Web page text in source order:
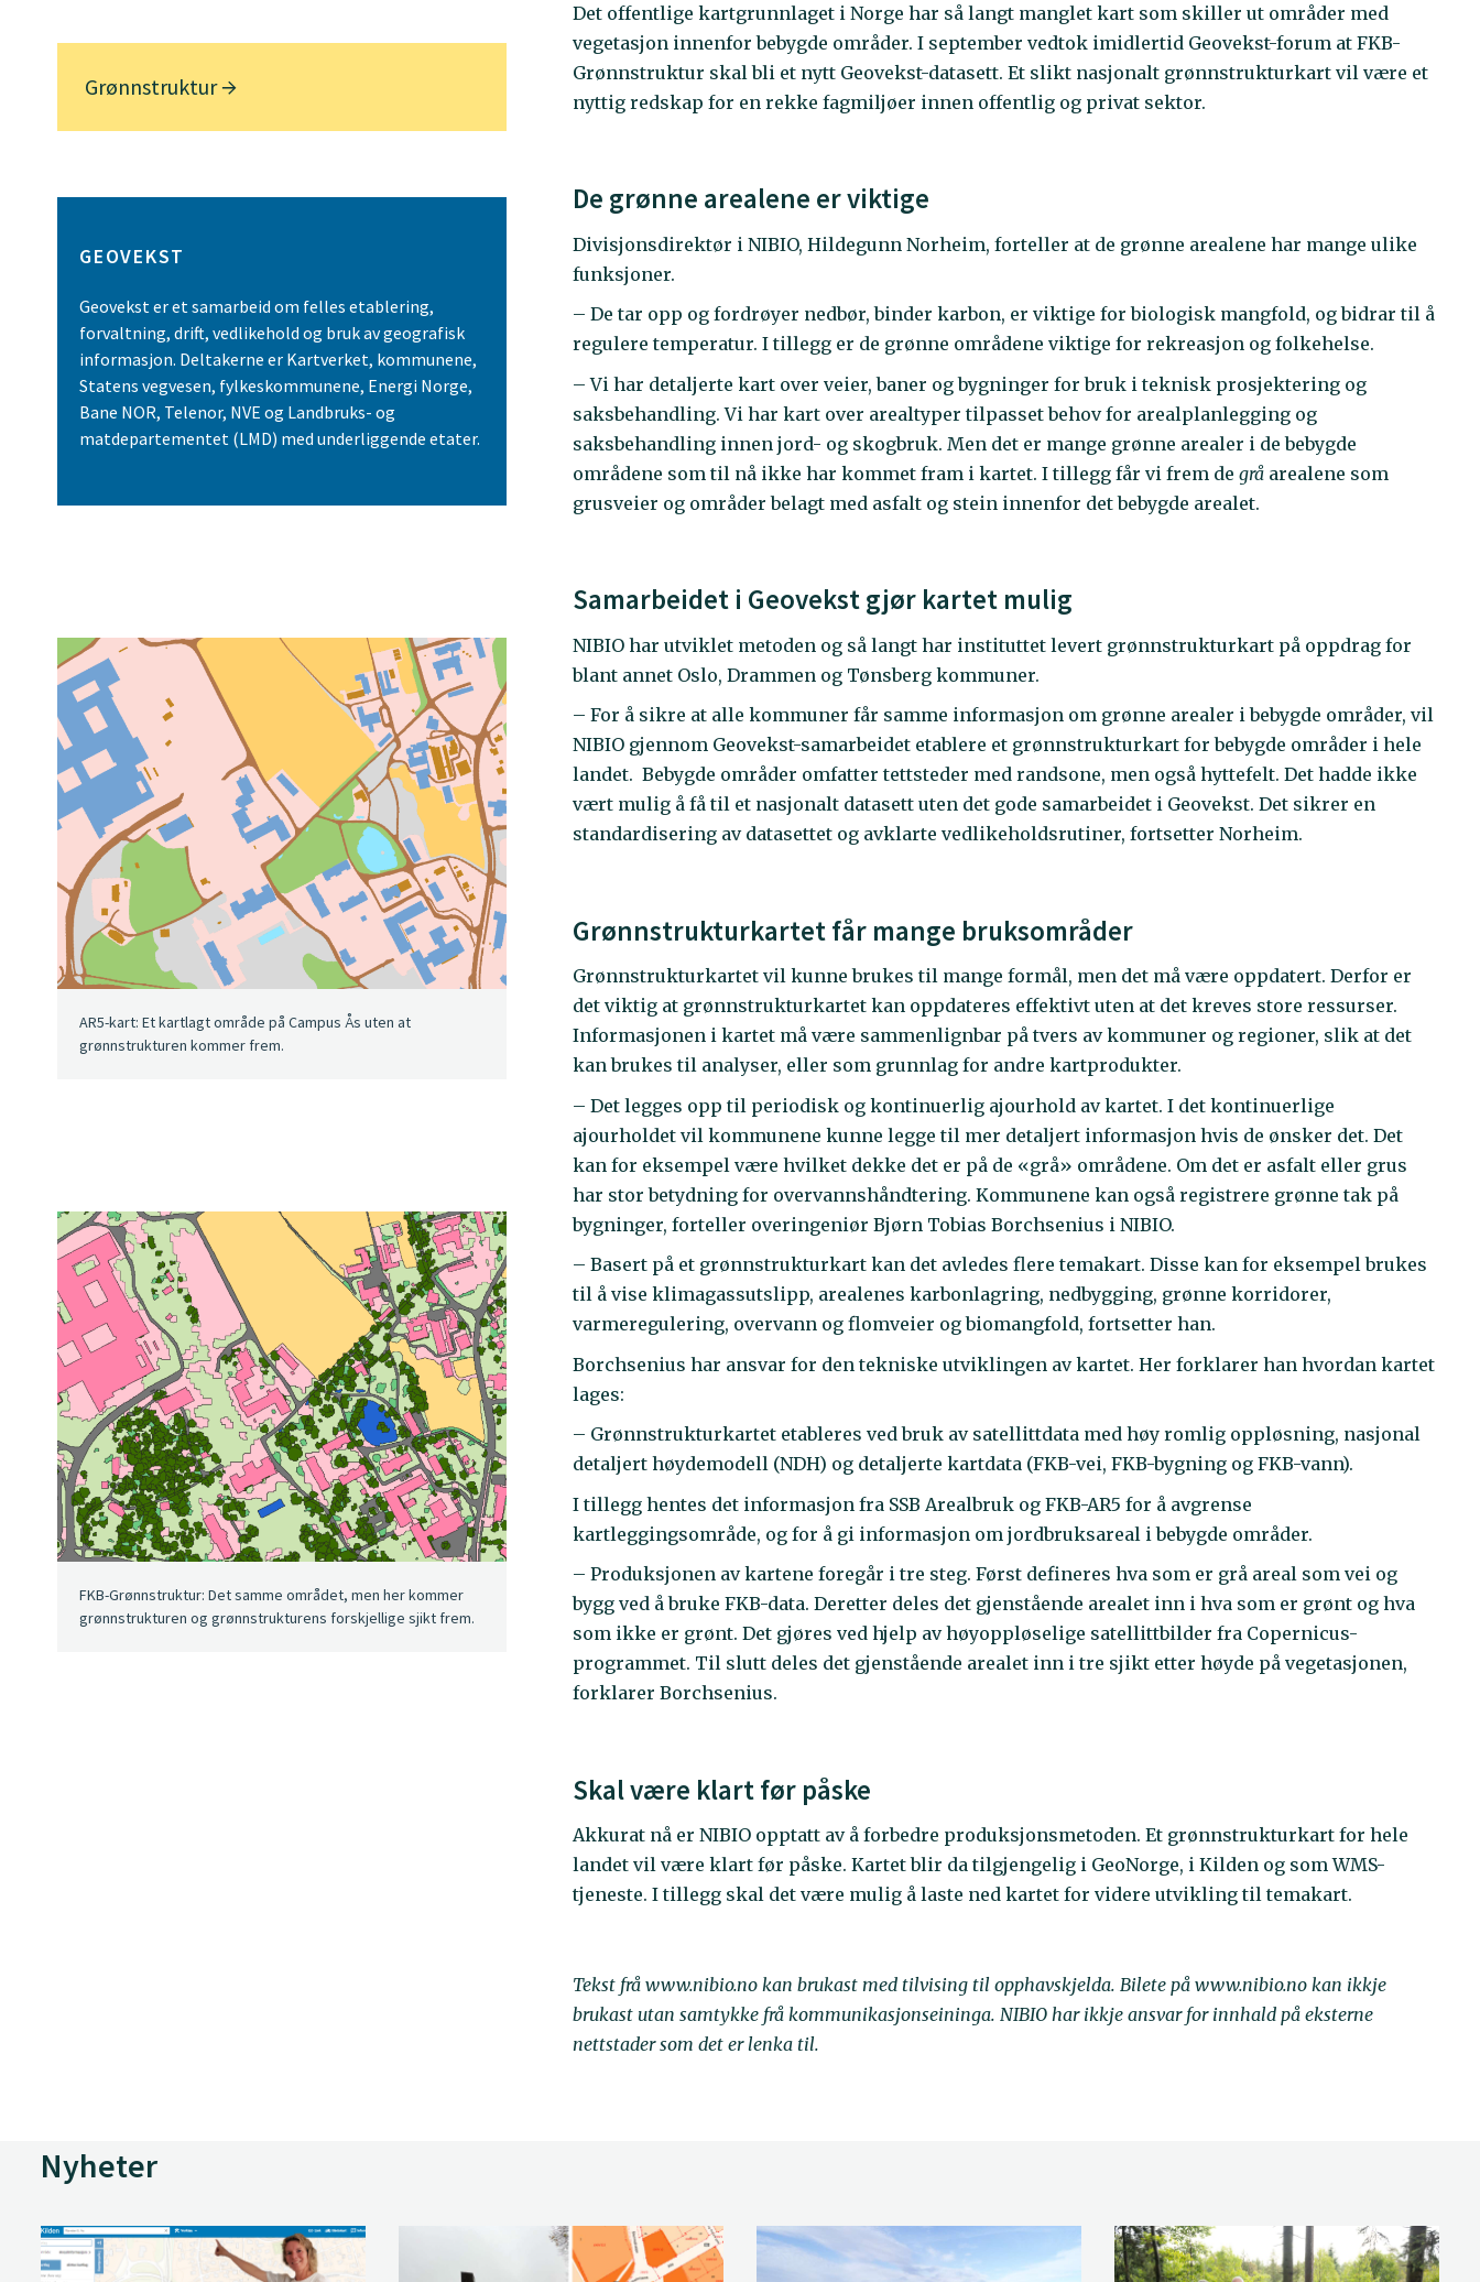
Det offentlige kartgrunnlaget i Norge har så langt manglet kart som skiller ut områder med
vegetasjon innenfor bebygde områder. I september vedtok imidlertid Geovekst-forum at FKB-
Grønnstruktur skal bli et nytt Geovekst-datasett. Et slikt nasjonalt grønnstrukturkart vil være et
nyttig redskap for en rekke fagmiljøer innen offentlig og privat sektor.
De grønne arealene er viktige
Divisjonsdirektør i NIBIO, Hildegunn Norheim, forteller at de grønne arealene har mange ulike
funksjoner.
– De tar opp og fordrøyer nedbør, binder karbon, er viktige for biologisk mangfold, og bidrar til å
regulere temperatur. I tillegg er de grønne områdene viktige for rekreasjon og folkehelse.
– Vi har detaljerte kart over veier, baner og bygninger for bruk i teknisk prosjektering og
saksbehandling. Vi har kart over arealtyper tilpasset behov for arealplanlegging og
saksbehandling innen jord- og skogbruk. Men det er mange grønne arealer i de bebygde
områdene som til nå ikke har kommet fram i kartet. I tillegg får vi frem degrå arealene som
grusveier og områder belagt med asfalt og stein innenfor det bebygde arealet.
Samarbeidet i Geovekst gjør kartet mulig
NIBIO har utviklet metoden og så langt har instituttet levert grønnstrukturkart på oppdrag for
blant annet Oslo, Drammen og Tønsberg kommuner.
– For å sikre at alle kommuner får samme informasjon om grønne arealer i bebygde områder, vil
NIBIO gjennom Geovekst-samarbeidet etablere et grønnstrukturkart for bebygde områder i hele
landet. Bebygde områder omfatter tettsteder med randsone, men også hyttefelt. Det hadde ikke
vært mulig å få til et nasjonalt datasett uten det gode samarbeidet i Geovekst. Det sikrer en
standardisering av datasettet og avklarte vedlikeholdsrutiner, fortsetter Norheim.
Grønnstrukturkartet får mange bruksområder
Grønnstrukturkartet vil kunne brukes til mange formål, men det må være oppdatert. Derfor er
det viktig at grønnstrukturkartet kan oppdateres effektivt uten at det kreves store ressurser.
Informasjonen i kartet må være sammenlignbar på tvers av kommuner og regioner, slik at det
kan brukes til analyser, eller som grunnlag for andre kartprodukter.
– Det legges opp til periodisk og kontinuerlig ajourhold av kartet. I det kontinuerlige
ajourholdet vil kommunene kunne legge til mer detaljert informasjon hvis de ønsker det. Det
kan for eksempel være hvilket dekke det er på de «grå» områdene. Om det er asfalt eller grus
har stor betydning for overvannshåndtering. Kommunene kan også registrere grønne tak på
bygninger, forteller overingeniør Bjørn Tobias Borchsenius i NIBIO.
– Basert på et grønnstrukturkart kan det avledes flere temakart. Disse kan for eksempel brukes
til å vise klimagassutslipp, arealenes karbonlagring, nedbygging, grønne korridorer,
varmeregulering, overvann og flomveier og biomangfold, fortsetter han.
Borchsenius har ansvar for den tekniske utviklingen av kartet. Her forklarer han hvordan kartet
lages:
– Grønnstrukturkartet etableres ved bruk av satellittdata med høy romlig oppløsning, nasjonal
detaljert høydemodell (NDH) og detaljerte kartdata (FKB-vei, FKB-bygning og FKB-vann).
I tillegg hentes det informasjon fra SSB Arealbruk og FKB-AR5 for å avgrense
kartleggingsområde, og for å gi informasjon om jordbruksareal i bebygde områder.
– Produksjonen av kartene foregår i tre steg. Først defineres hva som er grå areal som vei og
bygg ved å bruke FKB-data. Deretter deles det gjenstående arealet inn i hva som er grønt og hva
som ikke er grønt. Det gjøres ved hjelp av høyoppløselige satellittbilder fra Copernicus-
programmet. Til slutt deles det gjenstående arealet inn i tre sjikt etter høyde på vegetasjonen,
forklarer Borchsenius.
Skal være klart før påske
Akkurat nå er NIBIO opptatt av å forbedre produksjonsmetoden. Et grønnstrukturkart for hele
landet vil være klart før påske. Kartet blir da tilgjengelig i GeoNorge, i Kilden og som WMS-
tjeneste. I tillegg skal det være mulig å laste ned kartet for videre utvikling til temakart.
Grønnstruktur
GEOVEKST
Geovekst er et samarbeid om felles etablering,
forvaltning, drift, vedlikehold og bruk av geografisk
informasjon. Deltakerne er Kartverket, kommunene,
Statens vegvesen, fylkeskommunene, Energi Norge,
Bane NOR, Telenor, NVE og Landbruks- og
matdepartementet (LMD) med underliggende etater.
AR5-kart: Et kartlagt område på Campus Ås uten at
grønnstrukturen kommer frem.
FKB-Grønnstruktur: Det samme området, men her kommer
grønnstrukturen og grønnstrukturens forskjellige sjikt frem.
Tekst frå www.nibio.no kan brukast med tilvising til opphavskjelda. Bilete på www.nibio.no kan ikkje
brukast utan samtykke frå kommunikasjonseininga. NIBIO har ikkje ansvar for innhald på eksterne
nettstader som det er lenka til.
Nyheter